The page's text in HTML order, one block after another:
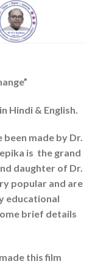
Hindi & English.
made by Dr.
is the grand
daughter of Dr.
popular and are
educational
brief details
this film